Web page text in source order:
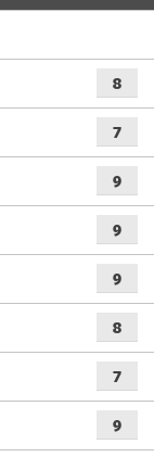
8
7
9
9
9
8
7
9